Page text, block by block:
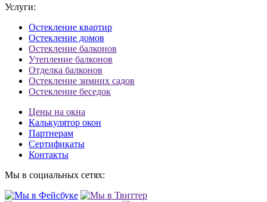
Услуги:
Остекление квартир
Остекление домов
Остекление балконов
Утепление балконов
Отделка балконов
Остекление зимних садов
Остекление беседок
Цены на окна
Калькулятор окон
Партнерам
Сертификаты
Контакты
Мы в социальных сетях: